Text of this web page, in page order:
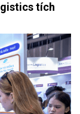
tích